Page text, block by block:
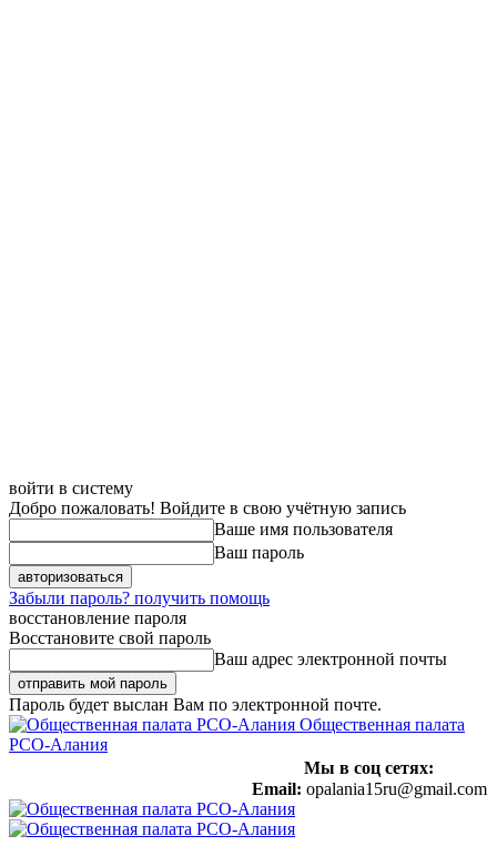
войти в систему
Добро пожаловать! Войдите в свою учётную запись
Ваше имя пользователя
Ваш пароль
Забыли пароль? получить помощь
восстановление пароля
Восстановите свой пароль
Ваш адрес электронной почты
Пароль будет выслан Вам по электронной почте.
Общественная палата
РСО-Алания
Мы в соц сетях:
Email: opalania15ru@gmail.com